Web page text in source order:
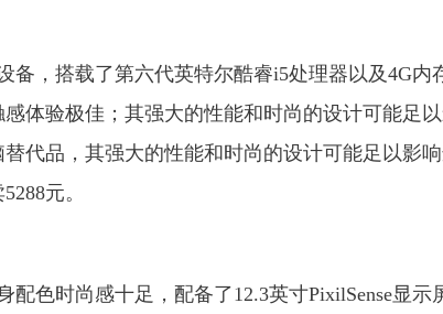
备，搭载了第六代英特尔酷睿i5处理器以及4G内
体验极佳；其强大的性能和时尚的设计可能足
代品，其强大的性能和时尚的设计可能足以影
元。
配色时尚感十足，配备了12.3英寸PixilSense显示